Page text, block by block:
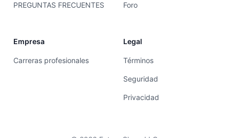
PREGUNTAS FRECUENTES Foro
Empresa
Carreras profesionales
Legal
Términos
Seguridad
Privacidad